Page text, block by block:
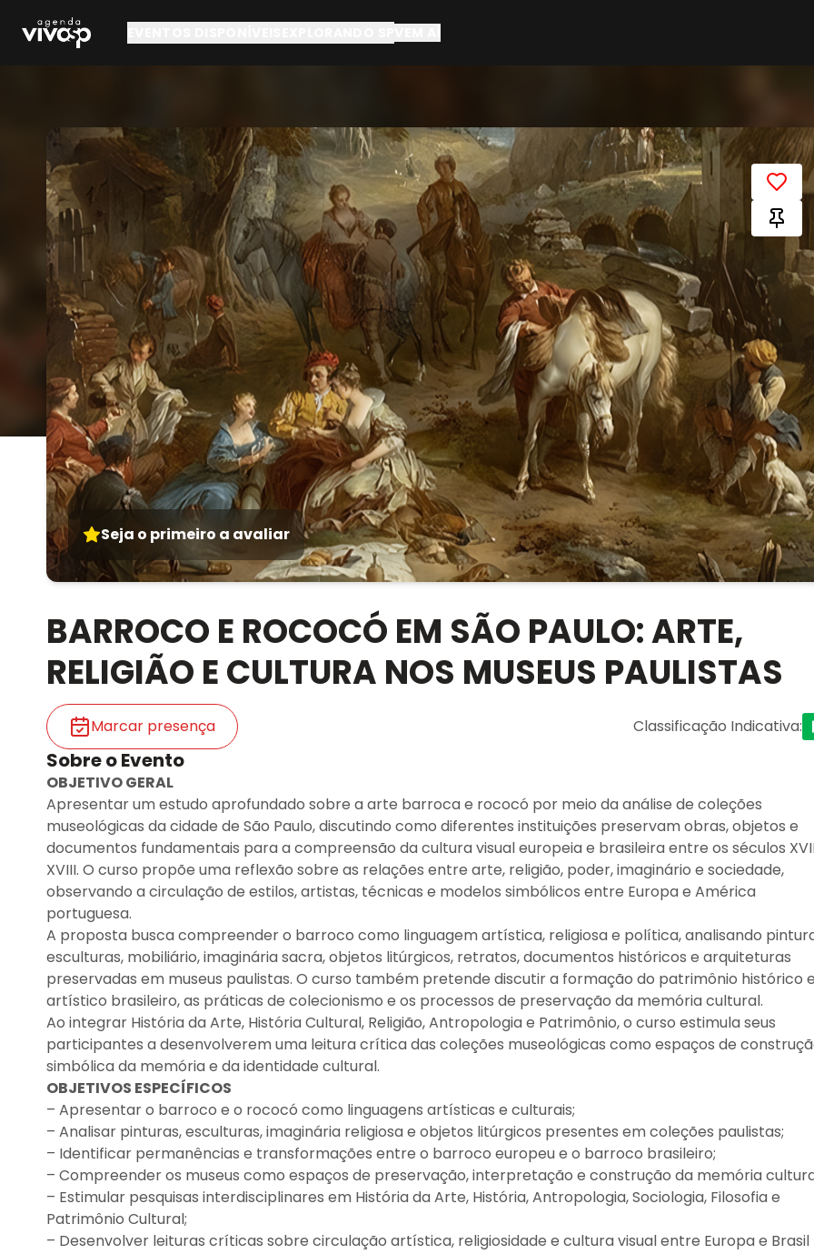
Seja o primeiro a avaliar
BARROCO E ROCOCÓ EM SÃO PAULO: ARTE,
RELIGIÃO E CULTURA NOS MUSEUS PAULISTAS
Marcar presença Classificação Indicativa:
Sobre o Evento
OBJETIVO GERAL
Apresentar um estudo aprofundado sobre a arte barroca e rococó por meio da análise de coleções
museológicas da cidade de São Paulo, discutindo como diferentes instituições preservam obras, objetos e
documentos fundamentais para a compreensão da cultura visual europeia e brasileira entre os séculos
XVIII. O curso propõe uma reflexão sobre as relações entre arte, religião, poder, imaginário e sociedade,
observando a circulação de estilos, artistas, técnicas e modelos simbólicos entre Europa e América
portuguesa.
A proposta busca compreender o barroco como linguagem artística, religiosa e política, analisando
esculturas, mobiliário, imaginária sacra, objetos litúrgicos, retratos, documentos históricos e arquiteturas
preservadas em museus paulistas. O curso também pretende discutir a formação do patrimônio histórico
artístico brasileiro, as práticas de colecionismo e os processos de preservação da memória cultural.
Ao integrar História da Arte, História Cultural, Religião, Antropologia e Patrimônio, o curso estimula seus
participantes a desenvolverem uma leitura crítica das coleções museológicas como espaços de
simbólica da memória e da identidade cultural.
OBJETIVOS ESPECÍFICOS
– Apresentar o barroco e o rococó como linguagens artísticas e culturais;
– Analisar pinturas, esculturas, imaginária religiosa e objetos litúrgicos presentes em coleções paulistas;
– Identificar permanências e transformações entre o barroco europeu e o barroco brasileiro;
– Compreender os museus como espaços de preservação, interpretação e construção da memória
– Estimular pesquisas interdisciplinares em História da Arte, História, Antropologia, Sociologia, Filosofia e
Patrimônio Cultural;
– Desenvolver leituras críticas sobre circulação artística, religiosidade e cultura visual entre Europa e Brasil